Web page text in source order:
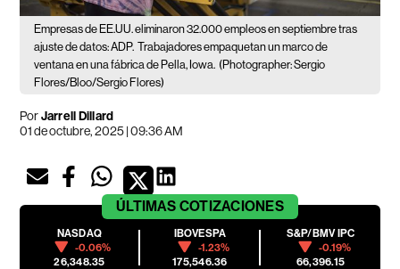
Empresas de EE.UU. eliminaron 32.000 empleos en septiembre tras
ajuste de datos: ADP. Trabajadores empaquetan un marco de
ventana en una fábrica de Pella, Iowa. (Photographer: Sergio
Flores/Bloo/Sergio Flores)
PorJarrell Dillard
01 de octubre, 2025 | 09:36 AM
ÚLTIMAS COTIZACIONES
NASDAQ
-0.06%
26,348.35
IBOVESPA
-1.23%
175,546.36
S&P/BMV IPC
-0.19%
66,396.15